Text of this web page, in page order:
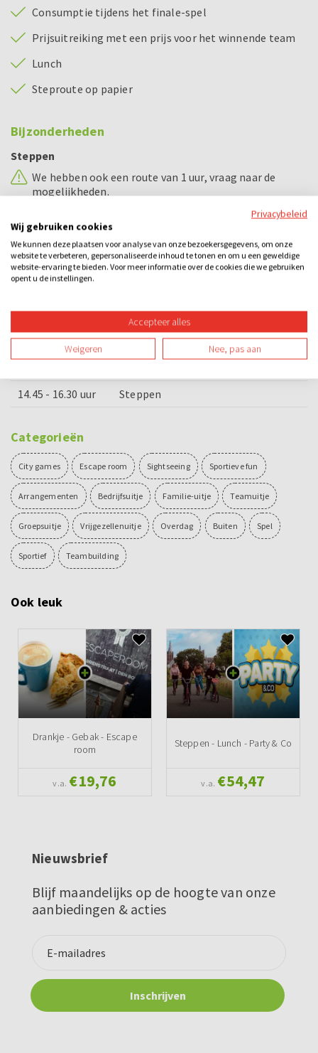
Consumptie tijdens het finale-spel
Prijsuitreiking met een prijs voor het winnende team
Lunch
Steproute op papier
Bijzonderheden
Steppen
We hebben ook een route van 1 uur, vraag naar de
mogelijkheden.
Voorbeeld dagindeling
10.00 - 10.15 uur
Uitleg Escape City
12.30 - 13.00 uur
Prijsuitreiking incl. consumptie
13.15 - 14.15 uur
Lunch
14.45 - 16.30 uur
Steppen
Categorieën
City games Escape room Sightseeing Sportieve fun
Arrangementen Bedrijfsuitje Familie-uitje Teamuitje
Groepsuitje Vrijgezellenuitje Overdag Buiten Spel
Sportief Teambuilding
Ook leuk
Drankje - Gebak - Escape
room
v.a. €19,76
Steppen - Lunch - Party & Co
v.a. €54,47
Nieuwsbrief
Blijf maandelijks op de hoogte van onze
aanbiedingen & acties
Privacybeleid
Wij gebruiken cookies
We kunnen deze plaatsen voor analyse van onze bezoekersgegevens, om onze
website te verbeteren, gepersonaliseerde inhoud te tonen en om u een geweldige
website-ervaring te bieden. Voor meer informatie over de cookies die we gebruiken
opent u de instellingen.
Accepteer alles
Weigeren Nee, pas aan